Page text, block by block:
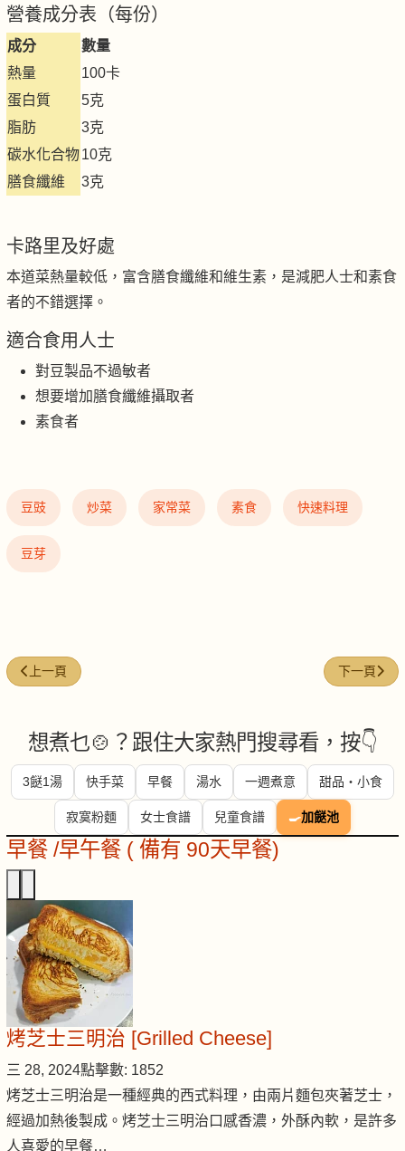
營養成分表（每份）
成分
數量
熱量
100卡
蛋白質
5克
脂肪
3克
碳水化合物10克
膳食纖維
3克
卡路里及好處
本道菜熱量較低，富含膳食纖維和維生素，是減肥人士和素食
者的不錯選擇。
適合食用人士
對豆製品不過敏者
想要增加膳食纖維攝取者
素食者
豆豉 炒菜 家常菜 素食 快速料理
豆芽
上一篇文章: 豉蒜椰菜花
上一頁 下一篇文章
下一頁
想煮乜🍲？跟住大家熱門搜尋看，按👇
3餸1湯 快手菜 早餐 湯水 一週煮意 甜品・小食
寂寞粉麵 女士食譜 兒童食譜 🍳加餸池
早餐 /早午餐 ( 備有 90天早餐)
烤芝士三明治 [Grilled Cheese]
三 28, 2024點擊數: 1852
烤芝士三明治是一種經典的西式料理，由兩片麵包夾著芝士，
經過加熱後製成。烤芝士三明治口感香濃，外酥內軟，是許多
人喜愛的早餐…